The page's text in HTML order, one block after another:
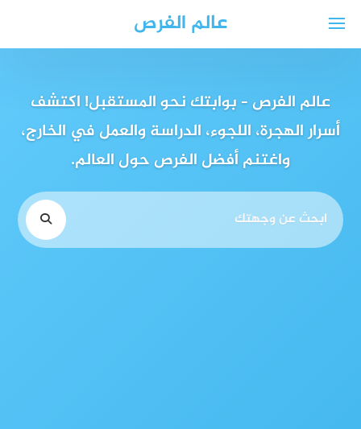
عالم الفرص
عالم الفرص – بوابتك نحو المستقبل! اكتشف
أسرار الهجرة، اللجوء، الدراسة والعمل في الخارج،
واغتنم أفضل الفرص حول العالم.